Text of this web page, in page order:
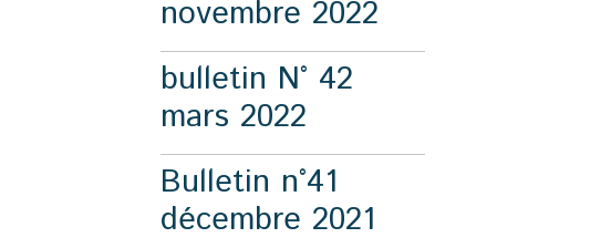
novembre 2022
bulletin N° 42
mars 2022
Bulletin n°41
décembre 2021